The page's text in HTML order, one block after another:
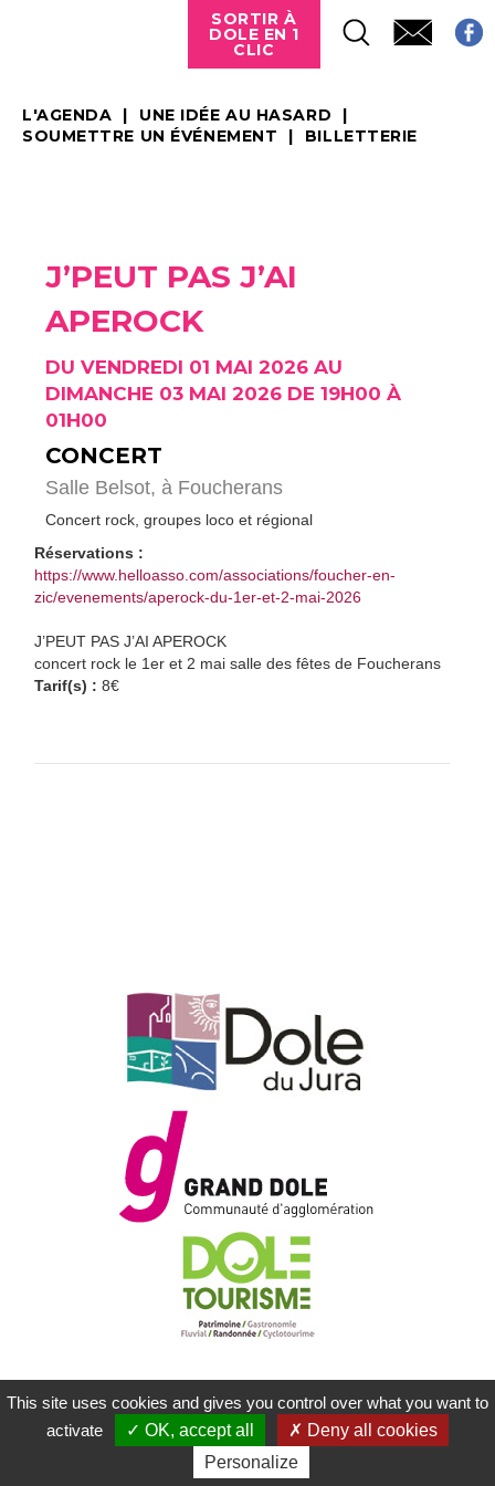
SORTIR À
DOLE EN 1
CLIC
L'AGENDA
UNE IDÉE AU HASARD
SOUMETTRE UN ÉVÉNEMENT
BILLETTERIE
J’PEUT PAS J’AI
APEROCK
DU VENDREDI 01 MAI 2026 AU
DIMANCHE 03 MAI 2026 DE 19H00 À
01H00
CONCERT
Salle Belsot, à Foucherans
Concert rock, groupes loco et régional
Réservations :
https://www.helloasso.com/associations/foucher-en-
zic/evenements/aperock-du-1er-et-2-mai-2026
J’PEUT PAS J’AI APEROCK
concert rock le 1er et 2 mai salle des fêtes de Foucherans
Tarif(s) : 8€
MENTIONS LÉGALES
PLAN DU SITE
CONTACTEZ-NOUS
RÉALISATION KOREDGE
This site uses cookies and gives you control over what you want to
activate
OK, accept all
Deny all cookies
Personalize